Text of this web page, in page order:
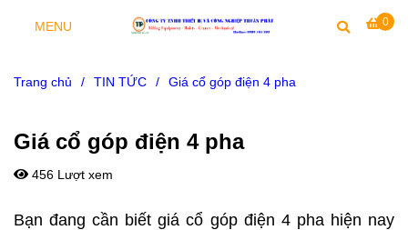
0
MENU
Trang chủ / TIN TỨC / Giá cổ góp điện 4 pha
Giá cổ góp điện 4 pha
456 Lượt xem
Bạn đang cần biết giá cổ góp điện 4 pha hiện nay